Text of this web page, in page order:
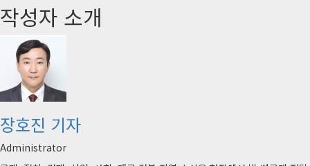
작성자 소개
장호진 기자
Administrator